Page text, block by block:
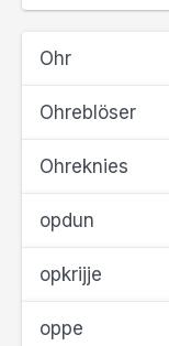
Ohr
Ohreblöser
Ohreknies
opdun
opkrijje
oppe